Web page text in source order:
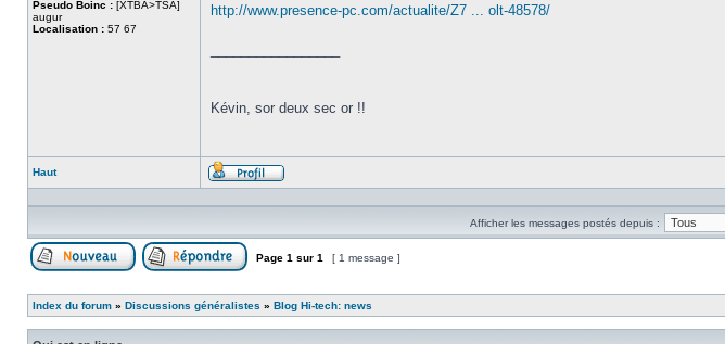
Pseudo Boinc : [XTBA>TSA]
augur
Localisation : 57 67
http://www.presence-pc.com/actualite/Z7 ... olt-48578/
Kévin, sor deux sec or !!
Haut
Profil
Afficher les messages postés depuis :
Page 1 sur 1 [ 1 message ]
Index du forum » Discussions généralistes » Blog Hi-tech: news